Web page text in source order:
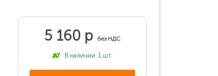
5 160 р без НДС
В наличии: 1 шт.